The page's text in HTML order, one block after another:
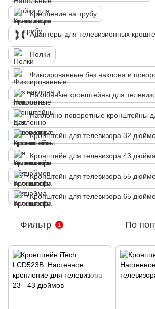
Крепление на трубу
Адаптеры для телевизионных
Полки
Фиксированные без наклона и
Наклонные кронштейны для
Наклонно-поворотные кронштейны
Кронштейн для телевизора 32
Кронштейн для телевизора 43 дюйма
Кронштейн для телевизора 55
Кронштейн для телевизора 65
Фильтр 1 По